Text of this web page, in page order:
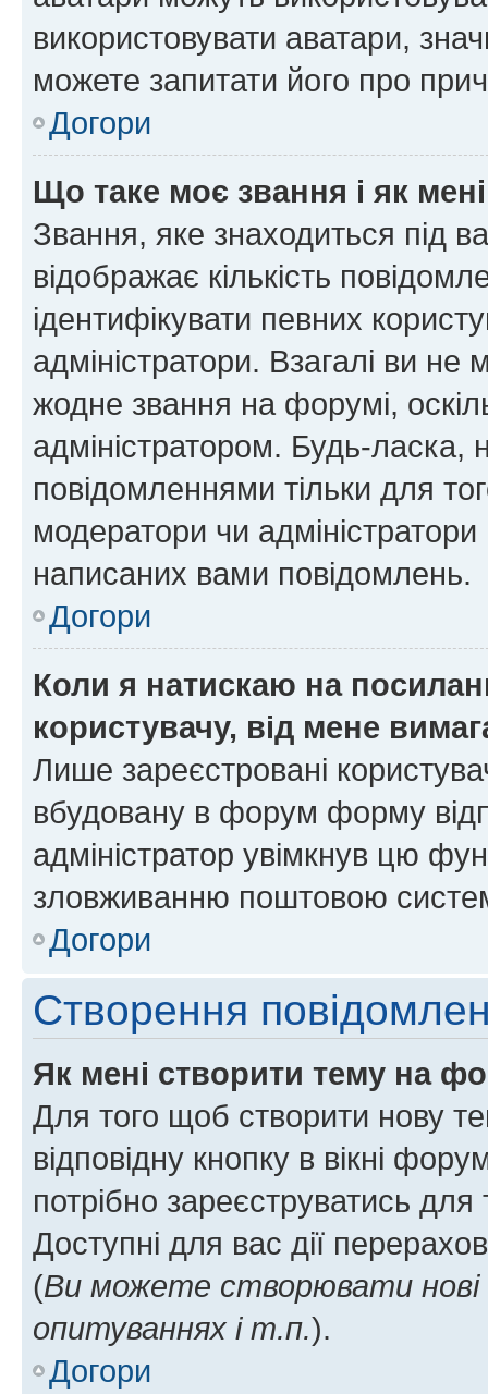
використовувати аватари,
можете запитати його про
Догори
Що таке моє звання і як
Звання, яке знаходиться під
відображає кількість
ідентифікувати певних
адміністратори. Взагалі ви
жодне звання на форумі,
адміністратором. Будь-
повідомленнями тільки для
модератори чи
написаних вами повідомлень.
Догори
Коли я натискаю на
користувачу, від мене
Лише зареєстровані
вбудовану в форум форму
адміністратор увімкнув цю
зловживанню поштовою
Догори
Створення
Як мені створити тему на
Для того щоб створити нову
відповідну кнопку в вікні
потрібно зареєструватись
Доступні для вас дії
(Ви можете створювати
опитуваннях і т.п.).
Догори